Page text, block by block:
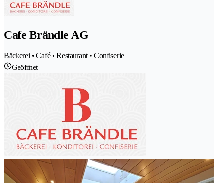
Cafe Brändle AG
Bäckerei • Café • Restaurant • Confiserie
Geöffnet